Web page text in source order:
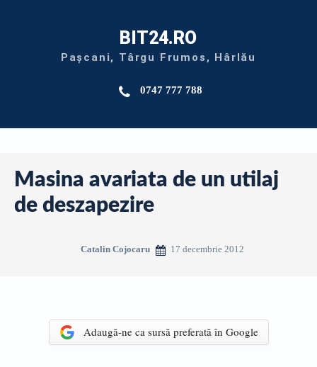
BIT24.RO
Pașcani, Târgu Frumos, Hârlău
0747 777 788
Masina avariata de un utilaj
de deszapezire
Catalin Cojocaru 17 decembrie 2012
Adaugă-ne ca sursă preferată în Google